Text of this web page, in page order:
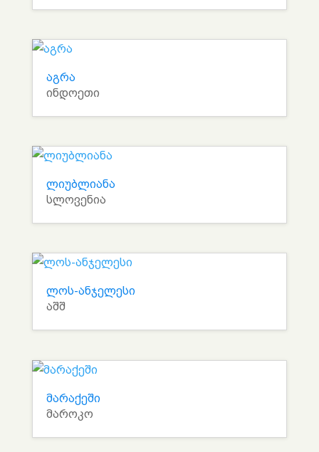
აგრა
ინდოეთი
ლიუბლიანა
სლოვენია
ლოს-ანჯელესი
აშშ
მარაქეში
მაროკო